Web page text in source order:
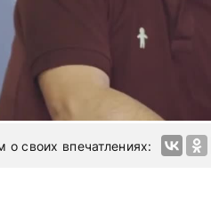
своих впечатлениях: